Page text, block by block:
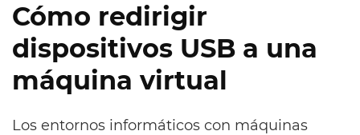
Cómo redirigir
dispositivos USB a una
máquina virtual
Los entornos informáticos con máquinas